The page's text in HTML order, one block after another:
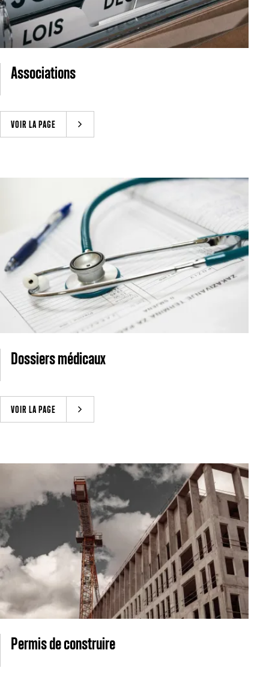
Associations
VOIR LA PAGE
Dossiers médicaux
VOIR LA PAGE
Permis de construire